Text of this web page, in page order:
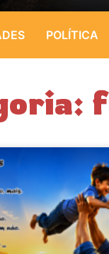
POLÍTICA